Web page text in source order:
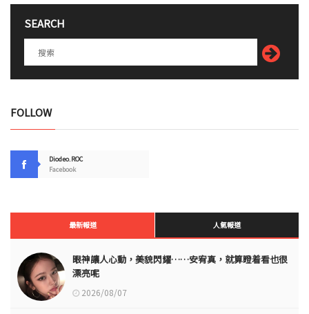
SEARCH
FOLLOW
Diodeo.ROC
Facebook
最新報道 人氣報道
眼神讓人心動，美貌閃耀……安宥真，就算瞪着看也很
漂亮呢
2026/08/07